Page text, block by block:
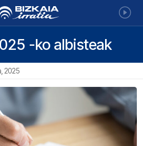
-ko albisteak
2025